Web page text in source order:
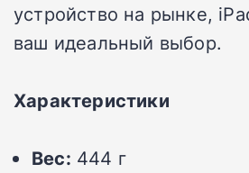
устройство на рынке,
ваш идеальный выбор.
Характеристики
Вес: 444 г